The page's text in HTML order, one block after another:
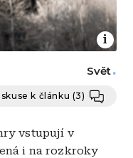
Svět
k článku (3)
vstupují v
i na rozkroky